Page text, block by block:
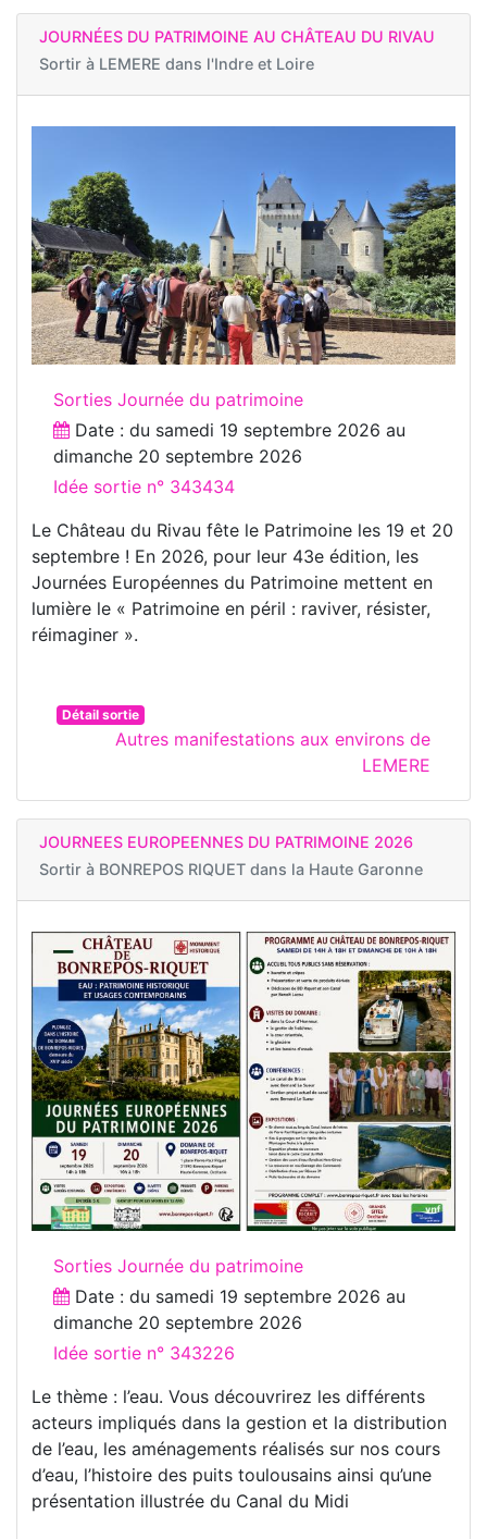
JOURNÉES DU PATRIMOINE AU CHÂTEAU DU RIVAU
Sortir à LEMERE dans l'Indre et Loire
Sorties Journée du patrimoine
Date : du samedi 19 septembre 2026 au
dimanche 20 septembre 2026
Idée sortie n° 343434
Le Château du Rivau fête le Patrimoine les 19 et 20
septembre ! En 2026, pour leur 43e édition, les
Journées Européennes du Patrimoine mettent en
lumière le « Patrimoine en péril : raviver, résister,
réimaginer ».
Détail sortie
Autres manifestations aux environs de
LEMERE
JOURNEES EUROPEENNES DU PATRIMOINE 2026
Sortir à BONREPOS RIQUET dans la Haute Garonne
Sorties Journée du patrimoine
Date : du samedi 19 septembre 2026 au
dimanche 20 septembre 2026
Idée sortie n° 343226
Le thème : l’eau. Vous découvrirez les différents
acteurs impliqués dans la gestion et la distribution
de l’eau, les aménagements réalisés sur nos cours
d’eau, l’histoire des puits toulousains ainsi qu’une
présentation illustrée du Canal du Midi